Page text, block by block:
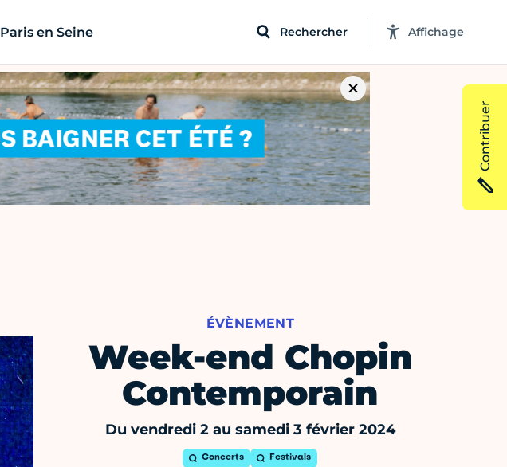
Paris en Seine Rechercher Affichage
ÉVÈNEMENT
Week-end Chopin
Contemporain
Du vendredi 2 au samedi 3 février 2024
Concerts Festivals
Contribuer